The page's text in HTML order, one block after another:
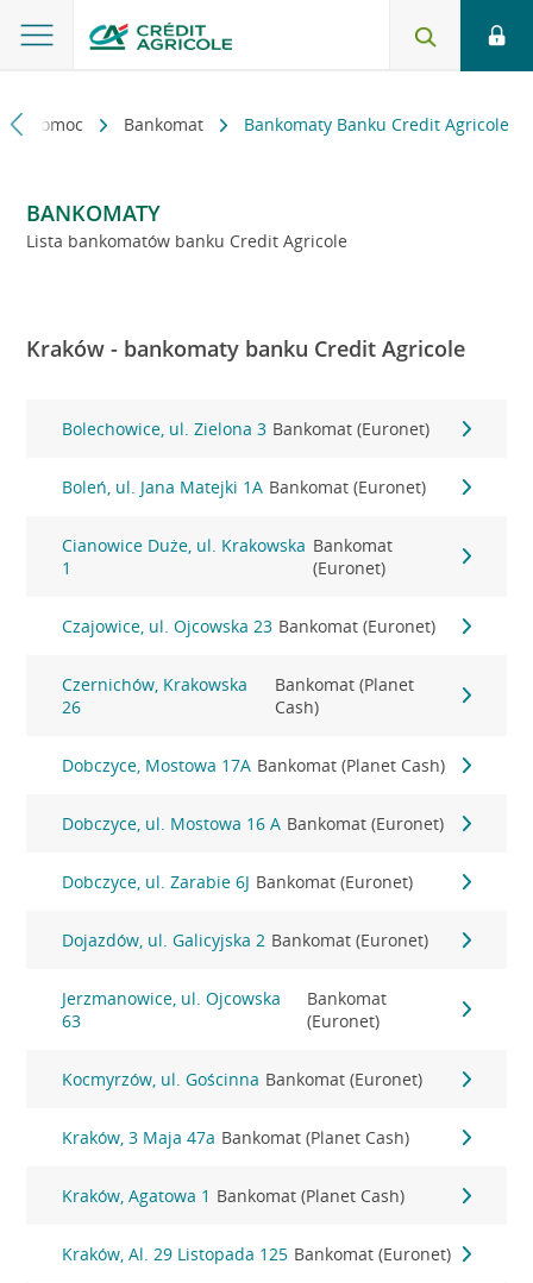
i pomoc Bankomat Bankomaty Banku Credit Agricole
BANKOMATY
Lista bankomatów banku Credit Agricole
Kraków - bankomaty banku Credit Agricole
Bolechowice, ul. Zielona 3 Bankomat (Euronet)
Boleń, ul. Jana Matejki 1A Bankomat (Euronet)
Cianowice Duże, ul. Krakowska
1
Bankomat
(Euronet)
Czajowice, ul. Ojcowska 23 Bankomat (Euronet)
Czernichów, Krakowska
26
Bankomat (Planet
Cash)
Dobczyce, Mostowa 17A Bankomat (Planet Cash)
Dobczyce, ul. Mostowa 16 A Bankomat (Euronet)
Dobczyce, ul. Zarabie 6J Bankomat (Euronet)
Dojazdów, ul. Galicyjska 2 Bankomat (Euronet)
Jerzmanowice, ul. Ojcowska
63
Bankomat
(Euronet)
Kocmyrzów, ul. Gościnna Bankomat (Euronet)
Kraków, 3 Maja 47a Bankomat (Planet Cash)
Kraków, Agatowa 1 Bankomat (Planet Cash)
Kraków, Al. 29 Listopada 125 Bankomat (Euronet)